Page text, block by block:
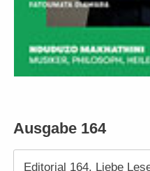
Ausgabe 164
Editorial 164. Liebe